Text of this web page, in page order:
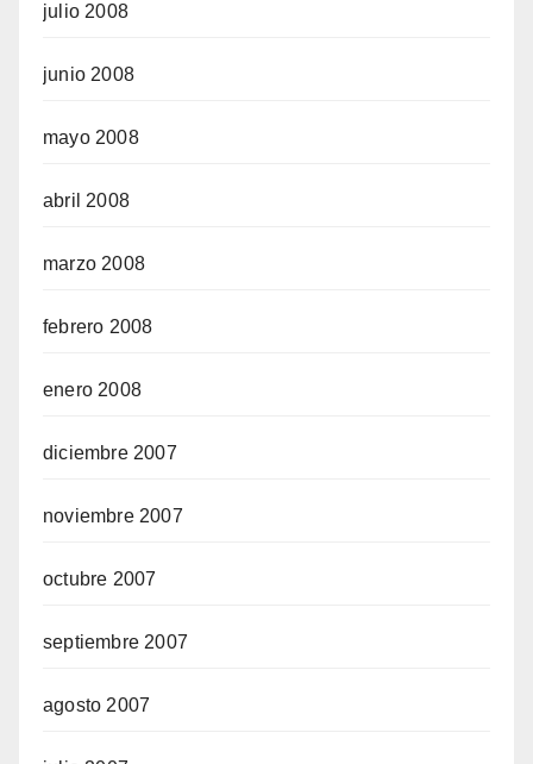
julio 2008
junio 2008
mayo 2008
abril 2008
marzo 2008
febrero 2008
enero 2008
diciembre 2007
noviembre 2007
octubre 2007
septiembre 2007
agosto 2007